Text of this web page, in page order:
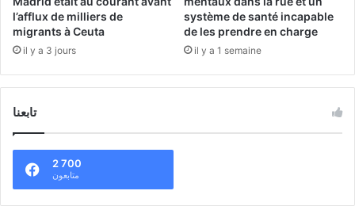
l’afflux de milliers de
migrants à Ceuta
il y a 3 jours
système de santé incapable
de les prendre en charge
il y a 1 semaine
تابعنا
2 700
متابعون